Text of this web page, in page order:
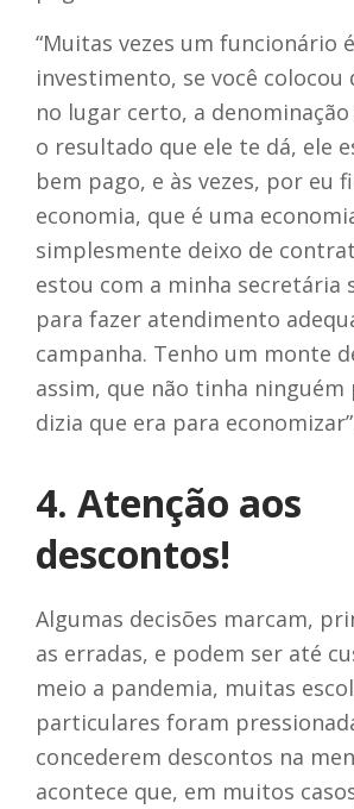
“Muitas vezes um funcionário é
investimento, se você
no lugar certo, a
o resultado que ele te dá, ele
bem pago, e às vezes, por eu
economia, que é uma
simplesmente deixo de
estou com a minha secretária
para fazer atendimento
campanha. Tenho um monte
assim, que não tinha ninguém
dizia que era para
4. Atenção aos
descontos!
Algumas decisões marcam,
as erradas, e podem ser até
meio a pandemia, muitas
particulares foram
concederem descontos na
acontece que, em muitos